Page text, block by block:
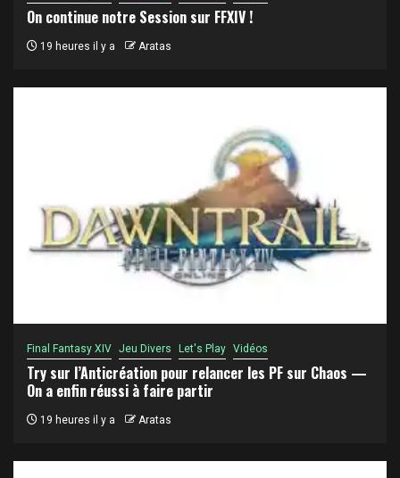
On continue notre Session sur FFXIV !
19 heures il y a Aratas
Final Fantasy XIV Jeu Divers Let's Play Vidéos
Try sur l’Anticréation pour relancer les PF sur Chaos —
On a enfin réussi à faire partir
19 heures il y a Aratas